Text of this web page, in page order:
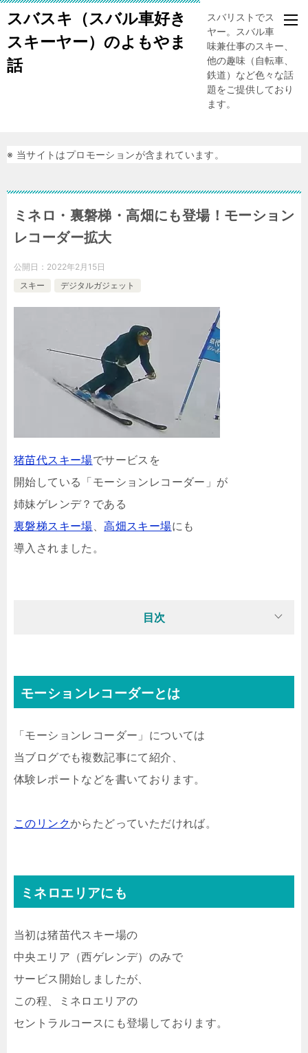
スバスキ（スバル車好き
スキーヤー）のよもやま
話
スバリストでスキー
ヤー。スバル車、趣
味兼仕事のスキー、
他の趣味（自転車、
鉄道）など色々な話
題をご提供しており
ます。
※ 当サイトはプロモーションが含まれています。
ミネロ・裏磐梯・高畑にも登場！モーション
レコーダー拡大
公開日： 2022年2月15日
スキー
デジタルガジェット
猪苗代スキー場でサービスを
開始している「モーションレコーダー」が
姉妹ゲレンデ？である
裏磐梯スキー場、高畑スキー場にも
導入されました。
目次
モーションレコーダーとは
「モーションレコーダー」については
当ブログでも複数記事にて紹介、
体験レポートなどを書いております。
このリンクからたどっていただければ。
ミネロエリアにも
当初は猪苗代スキー場の
中央エリア（西ゲレンデ）のみで
サービス開始しましたが、
この程、ミネロエリアの
セントラルコースにも登場しております。